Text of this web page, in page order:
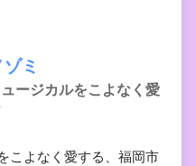
ミ
ージカルをこよなく愛
こよなく愛する、福岡市